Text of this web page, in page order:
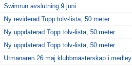
Swimrun avslutning 9 juni
Ny reviderad Topp tolv-lista, 50 meter
Ny uppdaterad Topp tolv-lista, 50 meter
Ny uppdaterad Topp tolv-lista, 50 meter
Utmanaren 26 maj klubbmästerskap i medley